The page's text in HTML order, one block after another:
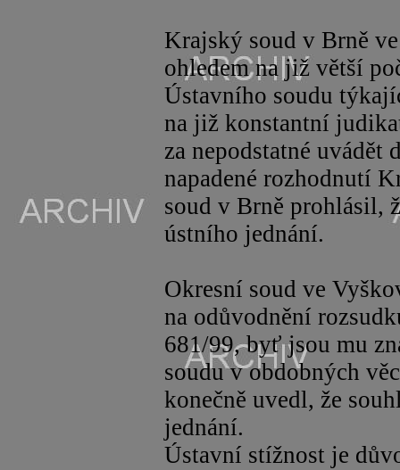
Krajský soud v Brně
ohledem na již větší
Ústavního soudu
na již konstantní
za nepodstatné
napadené rozhodnutí
soud v Brně prohlásil,
ústního jednání.
Okresní soud ve
na odůvodnění
681/99, byť jsou mu
soudu v obdobných
konečně uvedl, že
jednání.
Ústavní stížnost je